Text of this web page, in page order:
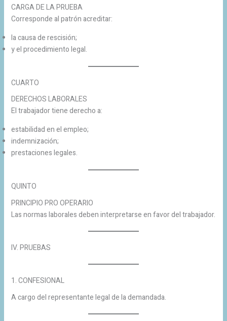
CARGA DE LA PRUEBA
Corresponde al patrón acreditar:
la causa de rescisión;
y el procedimiento legal.
CUARTO
DERECHOS LABORALES
El trabajador tiene derecho a:
estabilidad en el empleo;
indemnización;
prestaciones legales.
QUINTO
PRINCIPIO PRO OPERARIO
Las normas laborales deben interpretarse en favor del trabajador.
IV. PRUEBAS
1. CONFESIONAL
A cargo del representante legal de la demandada.